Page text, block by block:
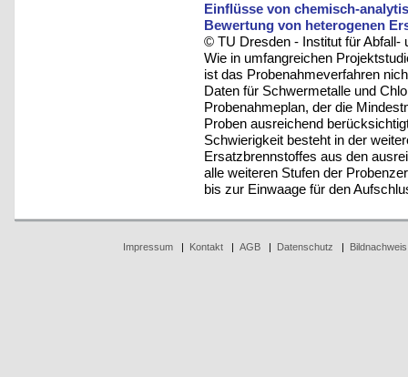
Einflüsse von chemisch-
Bewertung von heterogenen
© TU Dresden - Institut für Abfall-
Wie in umfangreichen
ist das Probenahmeverfahren
Daten für Schwermetalle und
Probenahmeplan, der die
Proben ausreichend
Schwierigkeit besteht in der
Ersatzbrennstoffes aus den
alle weiteren Stufen der
bis zur Einwaage für den
Impressum| Kontakt| AGB| Datenschutz Bildnachweis